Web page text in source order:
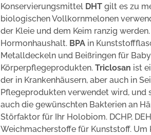
Konservierungsmittel DHT gilt es zu
biologischen Vollkornmelonen
der Kleie und dem Keim ranzig
Hormonhaushalt. BPA in
Metalldeckeln und Beißringen für
Körperpflegeprodukten. Triclosan ist
der in Krankenhäusern, aber auch in
Pflegeprodukten verwendet wird,
auch die gewünschten Bakterien an
Störfaktor für Ihr Holobiom. DCHP,
Weichmacherstoffe für Kunststoff.